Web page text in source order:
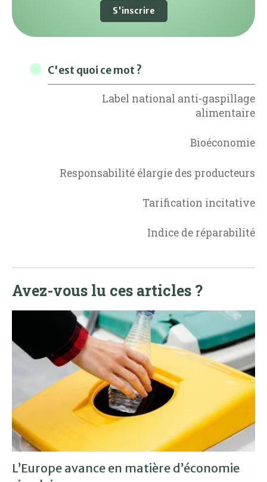
S'inscrire
C'est quoi ce mot ?
Label national anti-gaspillage
alimentaire
Bioéconomie
Responsabilité élargie des producteurs
Tarification incitative
Indice de réparabilité
Avez-vous lu ces articles ?
L’Europe avance en matière d’économie